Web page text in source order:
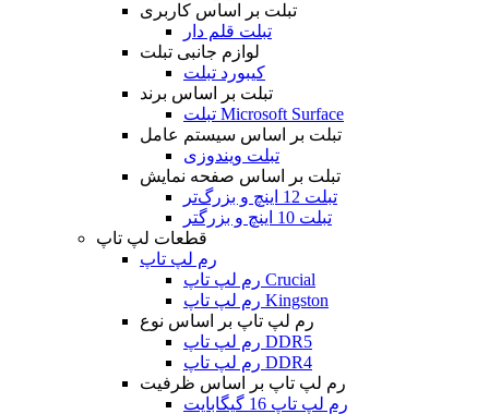
تبلت بر اساس کاربری
تبلت قلم دار
لوازم جانبی تبلت
کیبورد تبلت
تبلت بر اساس برند
تبلت Microsoft Surface
تبلت بر اساس سیستم عامل
تبلت ویندوزی
تبلت بر اساس صفحه نمایش
تبلت 12 اینچ و بزرگ‌تر
تبلت 10 اینچ و بزرگتر
قطعات لپ تاپ
رم لپ تاپ
رم لپ تاپ Crucial
رم لپ تاپ Kingston
رم لپ تاپ بر اساس نوع
رم لپ تاپ DDR5
رم لپ تاپ DDR4
رم لپ تاپ بر اساس ظرفیت
رم لپ تاپ 16 گیگابایت